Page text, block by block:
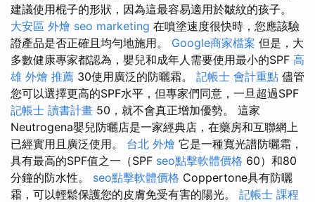
建議使用棍子的形狀，因為這最容易適用於皺紋的孩子。
大安區 外燴 seo marketing 在噴塗速度很快時，您應該驗
證產品是否正確且均勻地施用。 Google商家檔案 但是，大
多數健康專家都認為，嬰兒和成年人需要使用最小的SPF 高
雄 外燴 推薦 30使用廣泛的防曬霜。 記帳士 會計重點 儘管
您可以選擇更高的SPF水平，但專家們同意，一旦超過SPF
記帳士 讀書計畫 50，就不會真正增加優勢。 這家
Neutrogena嬰兒防曬店是一家經典店，在藥房和互聯網上
已經實用且廣泛使用。 台北 外燴 它是一種寬光譜防曬霜，
具有最高的SPF值之一（SPF seo點擊軟體價格 60）和80
分鐘的防水性。 seo點擊軟體價格 Coppertone具有防曬
霜，可以輕鬆保護您的皮膚免受有害的陽光。 記帳士 課程